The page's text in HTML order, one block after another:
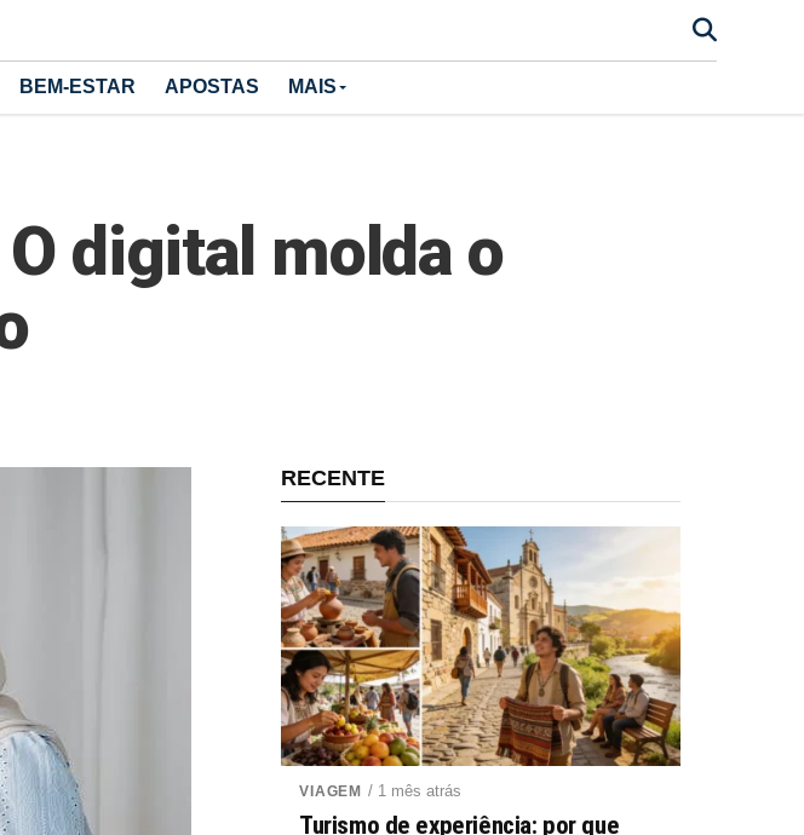
BEM-ESTAR APOSTAS MAIS
digital molda o
RECENTE
VIAGEM / 1 mês atrás
Turismo de experiência: por que